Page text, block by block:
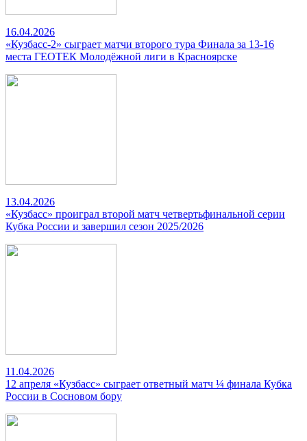
16.04.2026
«Кузбасс-2» сыграет матчи второго тура Финала за 13-16
места ГЕОТЕК Молодёжной лиги в Красноярске
13.04.2026
«Кузбасс» проиграл второй матч четвертьфинальной серии
Кубка России и завершил сезон 2025/2026
11.04.2026
12 апреля «Кузбасс» сыграет ответный матч ¼ финала Кубка
России в Сосновом бору